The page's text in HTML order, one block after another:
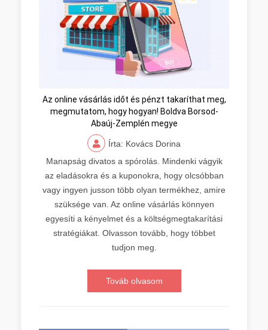
Az online vásárlás időt és pénzt takaríthat meg,
megmutatom, hogy hogyan! Boldva Borsod-
Abaúj-Zemplén megye
Írta: Kovács Dorina
Manapság divatos a spórolás. Mindenki vágyik
az eladásokra és a kuponokra, hogy olcsóbban
vagy ingyen jusson több olyan termékhez, amire
szüksége van. Az online vásárlás könnyen
egyesíti a kényelmet és a költségmegtakarítási
stratégiákat. Olvasson tovább, hogy többet
tudjon meg.
Továb olvasom